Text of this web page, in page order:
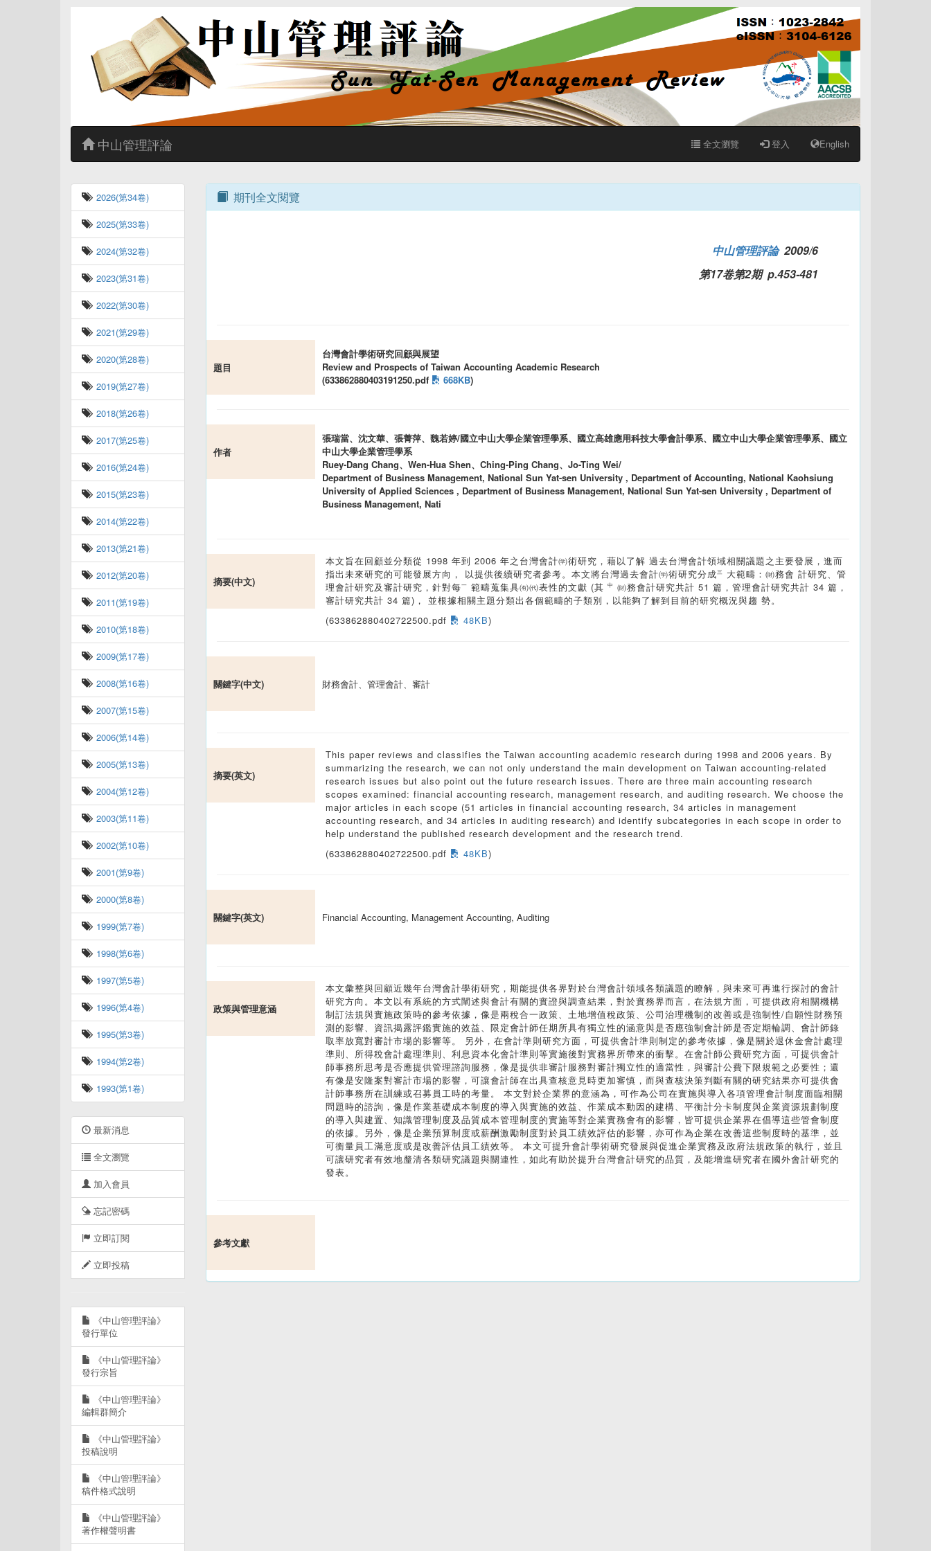
中山管理評論 全文瀏覽 登入 English
2026(第34卷)
2025(第33卷)
2024(第32卷)
2023(第31卷)
2022(第30卷)
2021(第29卷)
2020(第28卷)
2019(第27卷)
2018(第26卷)
2017(第25卷)
2016(第24卷)
2015(第23卷)
2014(第22卷)
2013(第21卷)
2012(第20卷)
2011(第19卷)
2010(第18卷)
2009(第17卷)
2008(第16卷)
2007(第15卷)
2006(第14卷)
2005(第13卷)
2004(第12卷)
2003(第11卷)
2002(第10卷)
2001(第9卷)
2000(第8卷)
1999(第7卷)
1998(第6卷)
1997(第5卷)
1996(第4卷)
1995(第3卷)
1994(第2卷)
1993(第1卷)
最新消息
全文瀏覽
加入會員
忘記密碼
立即訂閱
立即投稿
《中山管理評論》
發行單位
《中山管理評論》
發行宗旨
《中山管理評論》
編輯群簡介
《中山管理評論》
投稿說明
《中山管理評論》
稿件格式說明
《中山管理評論》
著作權聲明書
期刊全文閱覽
中山管理評論2009/6
第17卷第2期 p.453-481
題目
台灣會計學術研究回顧與展望
Review and Prospects of Taiwan Accounting Academic Research
(633862880403191250.pdf
668KB)
作者
張瑞當、沈文華、張菁萍、魏若婷/國立中山大學企業管理學系、國立高雄應用科技大學會計學系、國立中山大學企業管理學系、國立
中山大學企業管理學系
Ruey-Dang Chang、Wen-Hua Shen、Ching-Ping Chang、Jo-Ting Wei/
Department of Business Management, National Sun Yat-sen University , Department of Accounting, National Kaohsiung
University of Applied Sciences , Department of Business Management, National Sun Yat-sen University , Department of
Business Management, Nati
摘要(中文)
本文旨在回顧並分類從 1998 年到 2006 年之台灣會計㈻術研究，藉以了解 過去台灣會計領域相關議題之主要發展，進而
指出未來研究的可能發展方向， 以提供後續研究者參考。本文將台灣過去會計㈻術研究分成㆔大範疇：㈶務會 計研究、管
理會計研究及審計研究，針對每㆒範疇蒐集具㈲㈹表性的文獻 (其 ㆗㈶務會計研究共計 51 篇，管理會計研究共計 34 篇，
審計研究共計 34 篇)， 並根據相關主題分類出各個範疇的子類別，以能夠了解到目前的研究概況與趨 勢。
(633862880402722500.pdf
48KB)
關鍵字(中文) 財務會計、管理會計、審計
摘要(英文)
This paper reviews and classifies the Taiwan accounting academic research during 1998 and 2006 years. By
summarizing the research, we can not only understand the main development on Taiwan accounting-related
research issues but also point out the future research issues. There are three main accounting research
scopes examined: financial accounting research, management research, and auditing research. We choose the
major articles in each scope (51 articles in financial accounting research, 34 articles in management
accounting research, and 34 articles in auditing research) and identify subcategories in each scope in order to
help understand the published research development and the research trend.
(633862880402722500.pdf
48KB)
關鍵字(英文) Financial Accounting, Management Accounting, Auditing
政策與管理意涵
本文彙整與回顧近幾年台灣會計學術研究，期能提供各界對於台灣會計領域各類議題的瞭解，與未來可再進行探討的會計
研究方向。本文以有系統的方式闡述與會計有關的實證與調查結果，對於實務界而言，在法規方面，可提供政府相關機構
制訂法規與實施政策時的參考依據，像是兩稅合一政策、土地增值稅政策、公司治理機制的改善或是強制性/自願性財務預
測的影響、資訊揭露評鑑實施的效益、限定會計師任期所具有獨立性的涵意與是否應強制會計師是否定期輪調、會計師錄
取率放寬對審計市場的影響等。 另外，在會計準則研究方面，可提供會計準則制定的參考依據，像是關於退休金會計處理
準則、所得稅會計處理準則、利息資本化會計準則等實施後對實務界所帶來的衝擊。在會計師公費研究方面，可提供會計
師事務所思考是否應提供管理諮詢服務，像是提供非審計服務對審計獨立性的適當性，與審計公費下限規範之必要性；還
有像是安隆案對審計市場的影響，可讓會計師在出具查核意見時更加審慎，而與查核決策判斷有關的研究結果亦可提供會
計師事務所在訓練或召募員工時的考量。 本文對於企業界的意涵為，可作為公司在實施與導入各項管理會計制度面臨相關
問題時的諮詢，像是作業基礎成本制度的導入與實施的效益、作業成本動因的建構、平衡計分卡制度與企業資源規劃制度
的導入與建置、知識管理制度及品質成本管理制度的實施等對企業實務會有的影響，皆可提供企業界在倡導這些管會制度
的依據。另外，像是企業預算制度或薪酬激勵制度對於員工績效評估的影響，亦可作為企業在改善這些制度時的基準，並
可衡量員工滿意度或是改善評估員工績效等。 本文可提升會計學術研究發展與促進企業實務及政府法規政策的執行，並且
可讓研究者有效地釐清各類研究議題與關連性，如此有助於提升台灣會計研究的品質，及能增進研究者在國外會計研究的
發表。
參考文獻